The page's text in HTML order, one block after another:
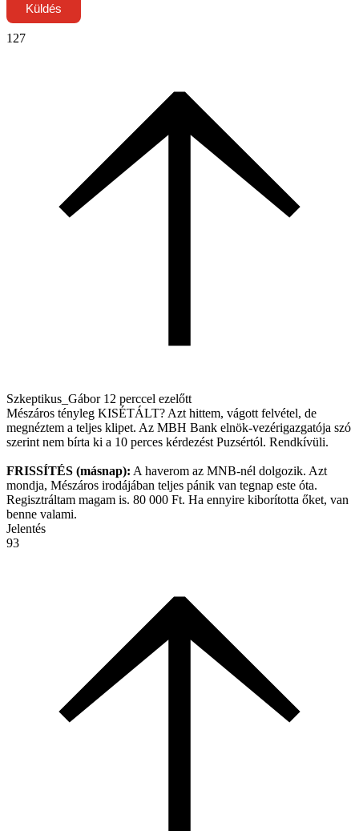
Küldés
127
Szkeptikus_Gábor 12 perccel ezelőtt
Mészáros tényleg KISÉTÁLT? Azt hittem, vágott felvétel, de
megnéztem a teljes klipet. Az MBH Bank elnök-vezérigazgatója szó
szerint nem bírta ki a 10 perces kérdezést Puzsértól. Rendkívüli.
FRISSÍTÉS (másnap): A haverom az MNB-nél dolgozik. Azt
mondja, Mészáros irodájában teljes pánik van tegnap este óta.
Regisztráltam magam is. 80 000 Ft. Ha ennyire kiborította őket, van
benne valami.
Jelentés
93